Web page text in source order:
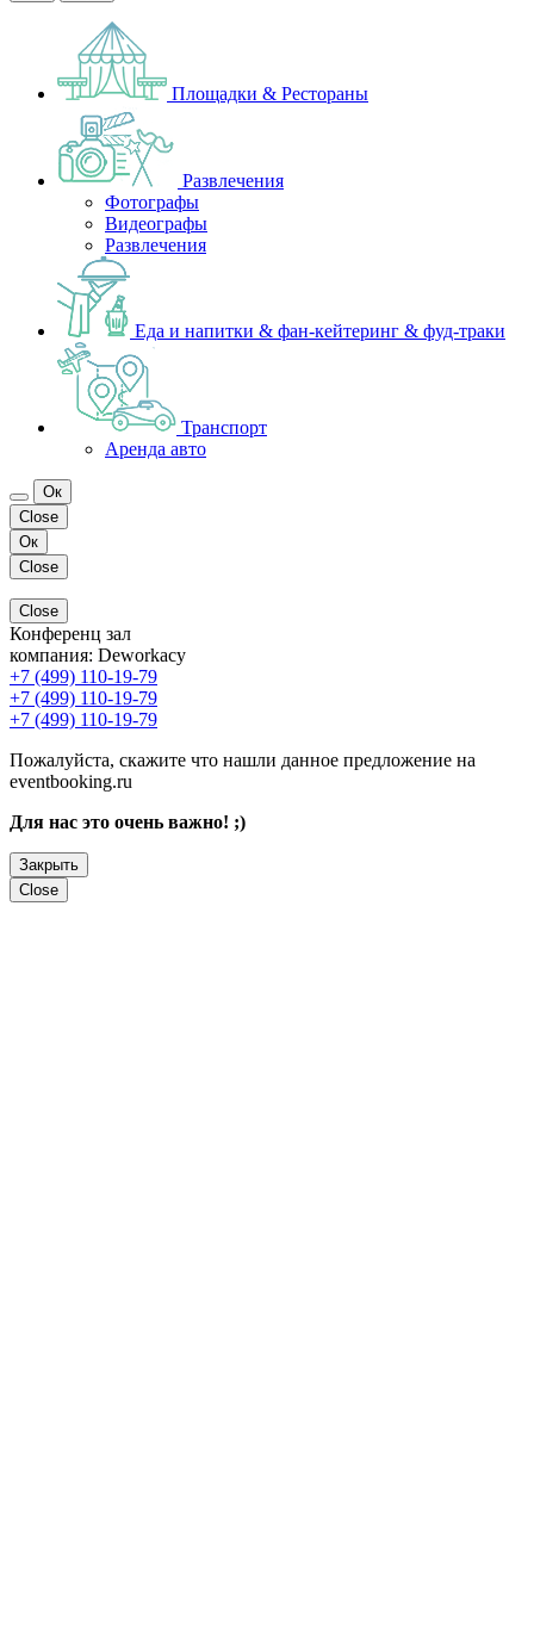
Площадки & Рестораны
Развлечения
Фотографы
Видеографы
Развлечения
Еда и напитки & фан-кейтеринг & фуд-траки
Транспорт
Аренда авто
Ок
Close
Ок
Close
Close
Конференц зал
компания: Deworkacy
+7 (499) 110-19-79
+7 (499) 110-19-79
+7 (499) 110-19-79
Пожалуйста, скажите что нашли данное предложение на
eventbooking.ru
Для нас это очень важно! ;)
Закрыть
Close